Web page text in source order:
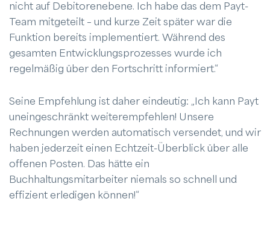
nicht auf Debitorenebene. Ich habe das dem Payt-
Team mitgeteilt – und kurze Zeit später war die
Funktion bereits implementiert. Während des
gesamten Entwicklungsprozesses wurde ich
regelmäßig über den Fortschritt informiert.“
Seine Empfehlung ist daher eindeutig: „Ich kann Payt
uneingeschränkt weiterempfehlen! Unsere
Rechnungen werden automatisch versendet, und wir
haben jederzeit einen Echtzeit-Überblick über alle
offenen Posten. Das hätte ein
Buchhaltungsmitarbeiter niemals so schnell und
effizient erledigen können!“